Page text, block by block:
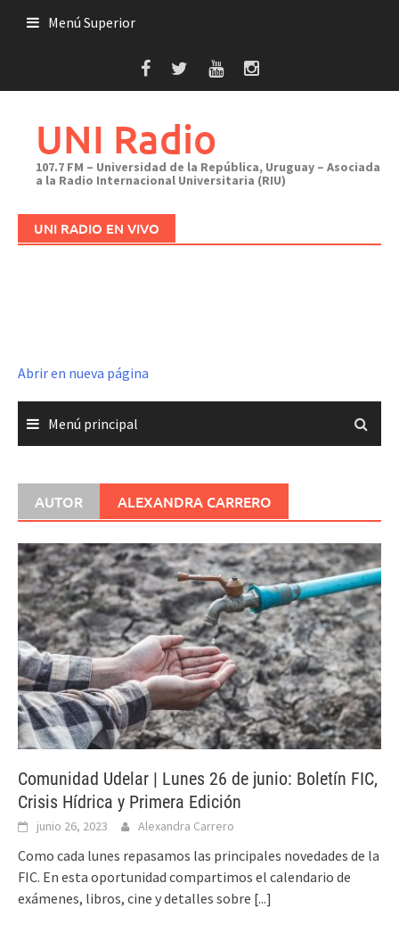
Menú Superior
UNI Radio
107.7 FM – Universidad de la República, Uruguay – Asociada
a la Radio Internacional Universitaria (RIU)
UNI RADIO EN VIVO
Abrir en nueva página
Menú principal
AUTOR ALEXANDRA CARRERO
Comunidad Udelar | Lunes 26 de junio: Boletín FIC,
Crisis Hídrica y Primera Edición
junio 26, 2023 Alexandra Carrero
Como cada lunes repasamos las principales novedades de la
FIC. En esta oportunidad compartimos el calendario de
exámenes, libros, cine y detalles sobre [...]